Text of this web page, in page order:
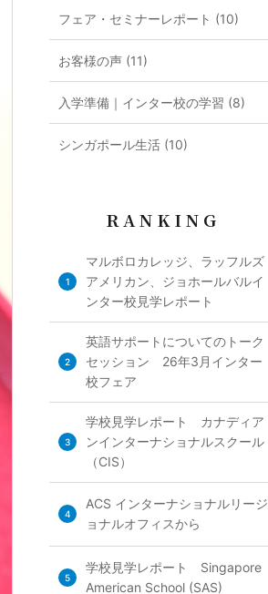
フェア・セミナーレポート (10)
お客様の声 (11)
入学準備｜インター校の学習 (8)
シンガポール生活 (10)
RANKING
1
マルボロカレッジ、ラッフルズ
アメリカン、ジョホールバルイ
ンター校見学レポート
2
英語サポートについてのトーク
セッション 26年3月インター
校フェア
3
学校見学レポート カナディア
ンインターナショナルスクール
（CIS）
4
ACS インターナショナルリージ
ョナルオフィスから
5
学校見学レポート Singapore
American School (SAS)